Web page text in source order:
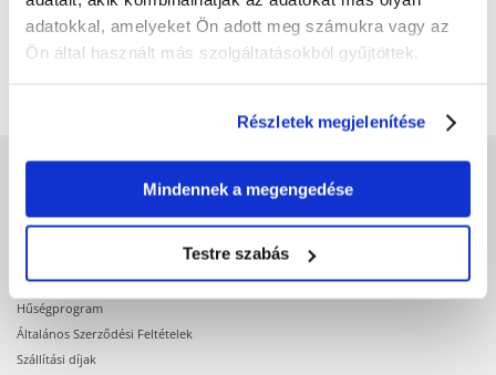
adatokkal, amelyeket Ön adott meg számukra vagy az
Ön által használt más szolgáltatásokból gyűjtöttek.
Részletek megjelenítése
Mindennek a megengedése
Testre szabás
16053Ft
VÁSÁRLÁS ELŐTT
Adatvédelmi szabályzat
Fizetési módok
Hűségprogram
Általános Szerződési Feltételek
Szállítási díjak